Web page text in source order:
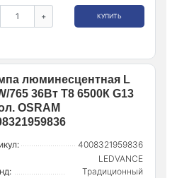
+ КУПИТЬ
люминесцентная L
765 36Вт T8 6500К G13
OSRAM
4008321959836
LEDVANCE
Традиционный